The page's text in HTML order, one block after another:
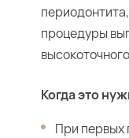
процедуры
Когда это
При первых